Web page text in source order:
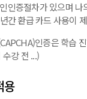
인증절차가 있으며
간 환급 카드 사용이
인증은 학습
강 전 ...)
용